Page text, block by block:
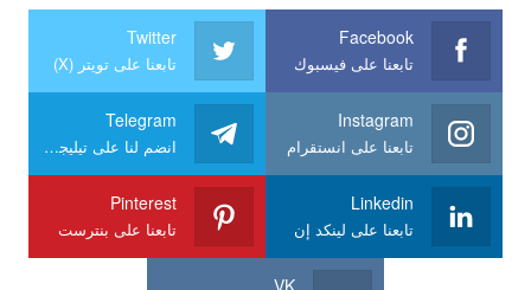
Facebook
تابعنا على فيسبوك
Twitter
تابعنا على تويتر (X)
Instagram
تابعنا على انستقرام
Telegram
انضم لنا على تيليجرام
Linkedin
تابعنا على لينكد إن
Pinterest
تابعنا على بنترست
VK